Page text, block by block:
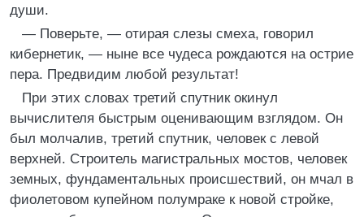
души.
— Поверьте, — отирая слезы смеха, говорил
кибернетик, — ныне все чудеса рождаются на острие
пера. Предвидим любой результат!
При этих словах третий спутник окинул
вычислителя быстрым оценивающим взглядом. Он
был молчалив, третий спутник, человек с левой
верхней. Строитель магистральных мостов, человек
земных, фундаментальных происшествий, он мчал в
фиолетовом купейном полумраке к новой стройке,